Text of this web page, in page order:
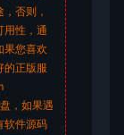
否则，
用性，通
果您喜欢
的正版服
，如果遇
软件源码